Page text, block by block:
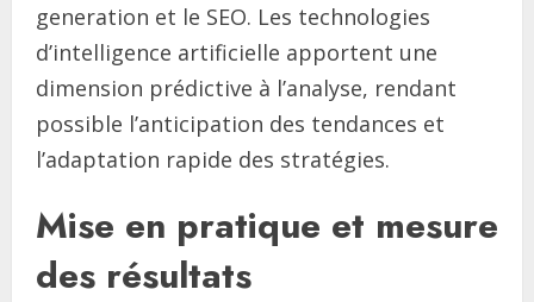
generation et le SEO. Les technologies
d’intelligence artificielle apportent une
dimension prédictive à l’analyse, rendant
possible l’anticipation des tendances et
l’adaptation rapide des stratégies.
Mise en pratique et mesure
des résultats